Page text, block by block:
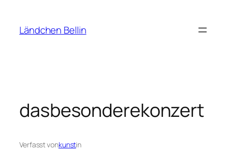
springen
Ländchen Bellin
dasbesonderekonzert
Verfasst vonkunstin